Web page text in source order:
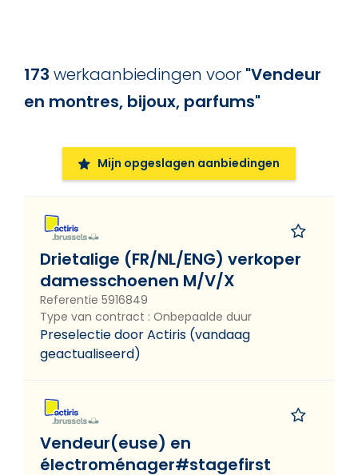
Arbeidsregime
Verkoop
Publicatietaal
Publicatietaal
Vacatures via Actiris
Vacatures via VDAB/Forem
173 werkaanbiedingen voor "Vendeur
en montres, bijoux, parfums"
Mijn opgeslagen aanbiedingen
Drietalige (FR/NL/ENG) verkoper
damesschoenen M/V/X
Referentie 5916849
Type van contract : Onbepaalde duur
Preselectie door Actiris (vandaag
geactualiseerd)
Vendeur(euse) en
électroménager#stagefirst